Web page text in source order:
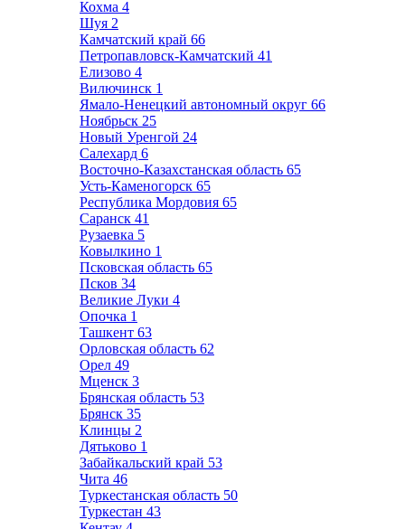
Кохма 4
Шуя 2
Камчатский край 66
Петропавловск-Камчатский 41
Елизово 4
Вилючинск 1
Ямало-Ненецкий автономный округ 66
Ноябрьск 25
Новый Уренгой 24
Салехард 6
Восточно-Казахстанская область 65
Усть-Каменогорск 65
Республика Мордовия 65
Саранск 41
Рузаевка 5
Ковылкино 1
Псковская область 65
Псков 34
Великие Луки 4
Опочка 1
Ташкент 63
Орловская область 62
Орел 49
Мценск 3
Брянская область 53
Брянск 35
Клинцы 2
Дятьково 1
Забайкальский край 53
Чита 46
Туркестанская область 50
Туркестан 43